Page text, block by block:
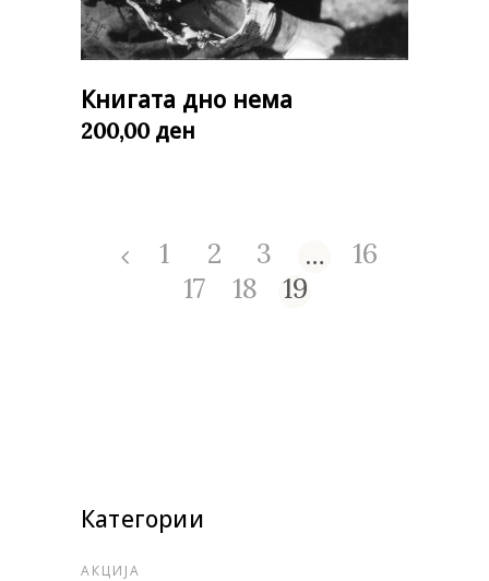
Книгата дно нема
200,00 ден
1 2 3 …
16
17
18 19
Категории
АКЦИЈА